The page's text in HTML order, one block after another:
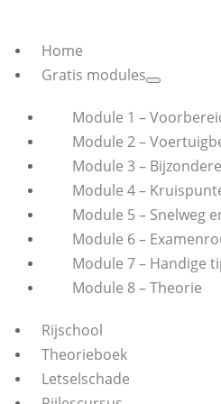
Home
Gratis modules
Module 1 –
Module 2 –
Module 3 –
Module 4 –
Module 5 – Snelweg
Module 6 –
Module 7 – Handige
Module 8 – Theorie
Rijschool
Theorieboek
Letselschade